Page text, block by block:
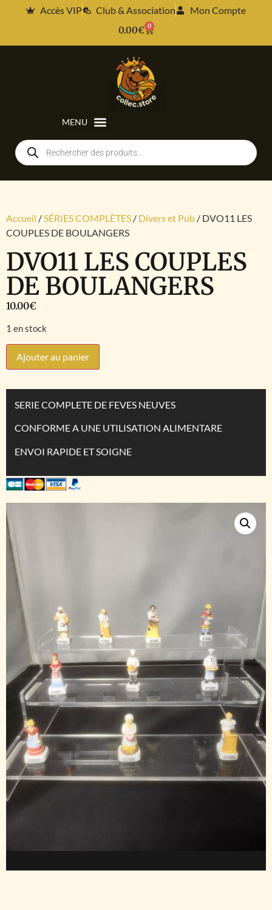
Accès VIP Club & Association
Mon Compte
0.00€ 0
Accueil /SÉRIES COMPLÈTES / Divers et Pub / DVO11 LES
COUPLES DE BOULANGERS
DVO11 LES COUPLES
DE BOULANGERS
10.00€
1 en stock
Ajouter au panier
SERIE COMPLETE DE FEVES NEUVES
CONFORME A UNE UTILISATION ALIMENTARE
ENVOI RAPIDE ET SOIGNE